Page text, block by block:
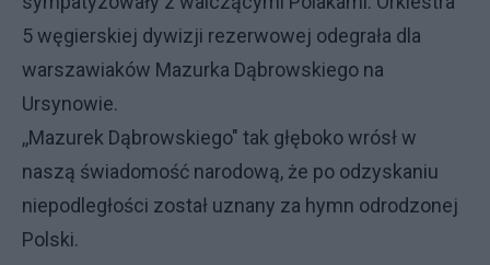
5 węgierskiej dywizji rezerwowej odegrała dla
warszawiaków Mazurka Dąbrowskiego na
Ursynowie.
,,Mazurek Dąbrowskiego" tak głęboko wrósł w
naszą świadomość narodową, że po odzyskaniu
niepodległości został uznany za hymn odrodzonej
Polski.